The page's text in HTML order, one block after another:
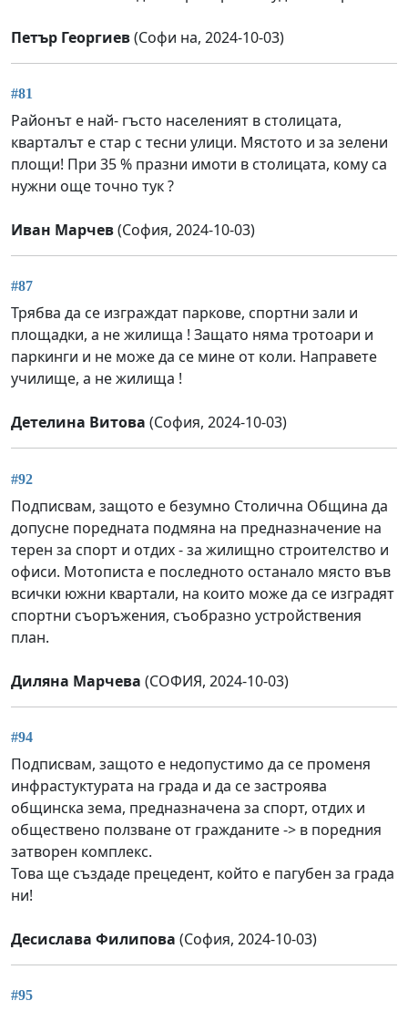
Петър Георгиев(Софи на, 2024-10-03)
#81
Районът е най- гъсто населеният в столицата,
кварталът е стар с тесни улици. Мястото и за зелени
площи! При 35 % празни имоти в столицата, кому са
нужни още точно тук ?
Иван Марчев(София, 2024-10-03)
#87
Трябва да се изграждат паркове, спортни зали и
площадки, а не жилища ! Защато няма тротоари и
паркинги и не може да се мине от коли. Направете
училище, а не жилища !
Детелина Витова (София, 2024-10-03)
#92
Подписвам, защото е безумно Столична Община да
допусне поредната подмяна на предназначение на
терен за спорт и отдих - за жилищно строителство и
офиси. Мотописта е последното останало място във
всички южни квартали, на които може да се изградят
спортни съоръжения, съобразно устройствения
план.
Диляна Марчева (СОФИЯ, 2024-10-03)
#94
Подписвам, защото е недопустимо да се променя
инфрастуктурата на града и да се застроява
общинска зема, предназначена за спорт, отдих и
обществено ползване от гражданите -> в поредния
затворен комплекс.
Това ще създаде прецедент, който е пагубен за града
ни!
Десислава Филипова (София, 2024-10-03)
#95